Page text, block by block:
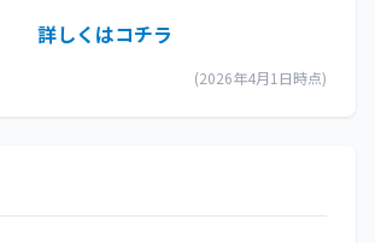
詳しくはコチラ
(2026年4月1日時点)